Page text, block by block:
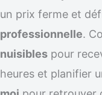
un prix ferme et
professionnelle.
nuisibles pour
heures et planifier